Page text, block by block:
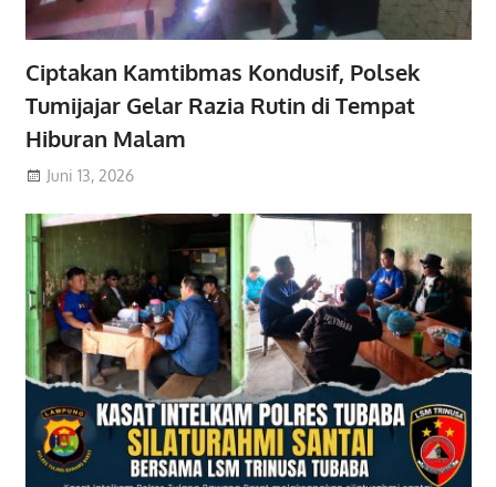
Ciptakan Kamtibmas Kondusif, Polsek
Tumijajar Gelar Razia Rutin di Tempat
Hiburan Malam
Juni 13, 2026